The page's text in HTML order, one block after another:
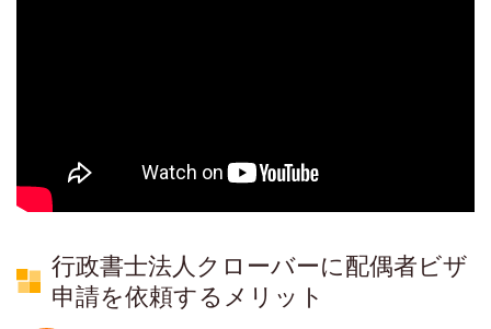
行政書士法人クローバーに配偶者ビザ
申請を依頼するメリット